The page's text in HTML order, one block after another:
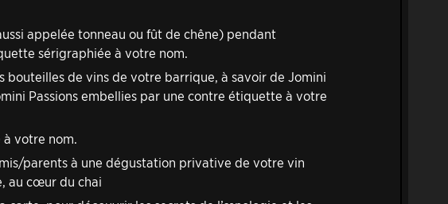
appelée tonneau ou fût de chêne) pendant
sérigraphiée à votre nom.
bouteilles de vins de votre barrique, à savoir de Jomini
Passions embellies par une contre étiquette à votre
votre nom.
parents à une dégustation privative de votre vin
au cœur du chai